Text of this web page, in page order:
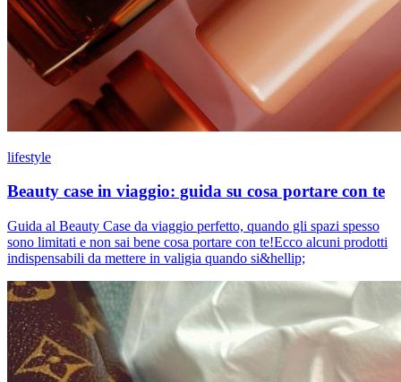
lifestyle
Beauty case in viaggio: guida su cosa portare con te
Guida al Beauty Case da viaggio perfetto, quando gli spazi spesso
sono limitati e non sai bene cosa portare con te!Ecco alcuni prodotti
indispensabili da mettere in valigia quando si&hellip;